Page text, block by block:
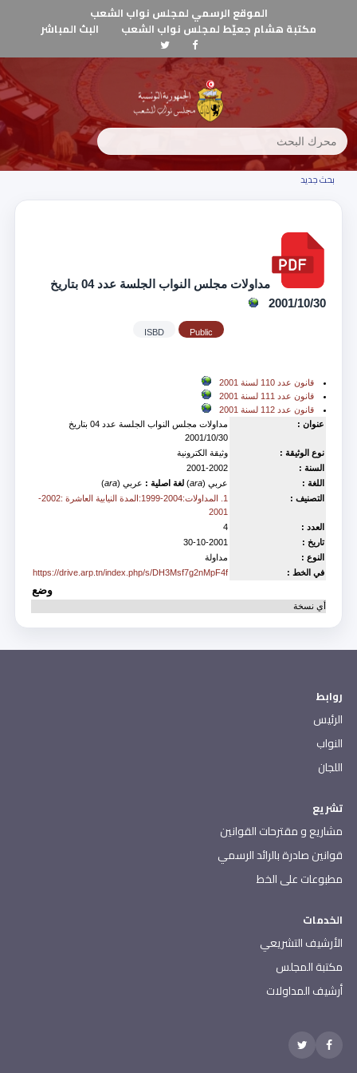
الموقع الرسمي لمجلس نواب الشعب
مكتبة هشام جعيّط لمجلس نواب الشعب
البث المباشر
بحث جديد
مداولات مجلس النواب الجلسة عدد 04 بتاريخ
2001/10/30
Public
ISBD
قانون عدد 110 لسنة 2001
قانون عدد 111 لسنة 2001
قانون عدد 112 لسنة 2001
عنوان :
مداولات مجلس النواب الجلسة عدد 04 بتاريخ
2001/10/30
نوع الوثيقة :
وثيقة الكترونية
السنة :
2001-2002
اللغة :
عربي (ara
) لغة اصلية : عربي (ara
)
التصنيف :
1. المداولات:2004-1999:المدة النيابية العاشرة :2002-
2001
العدد :
4
تاريخ :
30-10-2001
النوع :
مداولة
في الخط :
https://drive.arp.tn/index.php/s/DH3Msf7g2nMpF4f
وضع
أي نسخة
روابط
الرئيس
النواب
اللجان
تشريع
مشاريع و مقترحات القوانين
قوانين صادرة بالرائد الرسمي
مطبوعات على الخط
الخدمات
الأرشيف التشريعي
مكتبة المجلس
أرشيف المداولات